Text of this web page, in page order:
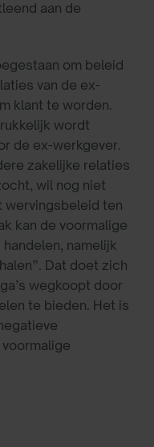
aan de
om beleid
van de ex-
klant te worden.
wordt
de ex-werkgever.
zakelijke relaties
wil nog niet
wervingsbeleid ten
kan de voormalige
namelijk
Dat doet zich
wegkoopt door
te bieden. Het is